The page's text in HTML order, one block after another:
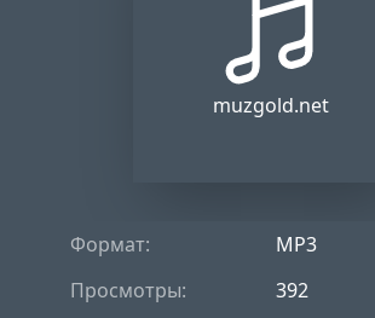
muzgold.net
Формат:
MP3
Просмотры:
392